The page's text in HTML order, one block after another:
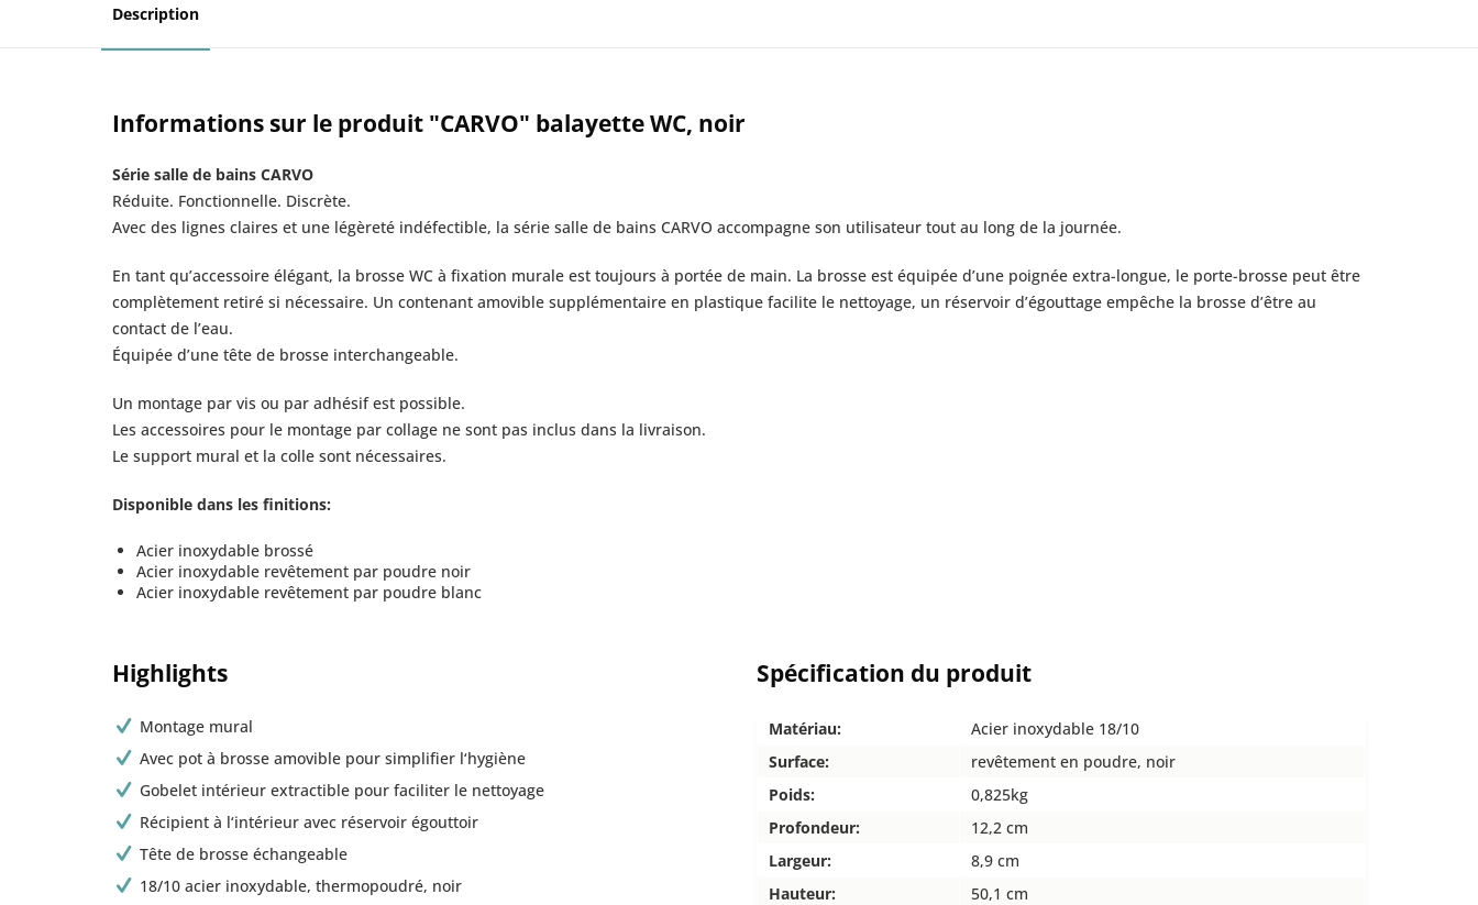
Description
Informations sur le produit "CARVO" balayette WC, noir
Série salle de bains CARVO
Réduite. Fonctionnelle. Discrète.
Avec des lignes claires et une légèreté indéfectible, la série salle de bains CARVO accompagne son utilisateur tout au long de la journée.
En tant qu’accessoire élégant, la brosse WC à fixation murale est toujours à portée de main. La brosse est équipée d’une poignée extra-longue, le porte-brosse peut être
complètement retiré si nécessaire. Un contenant amovible supplémentaire en plastique facilite le nettoyage, un réservoir d’égouttage empêche la brosse d’être au
contact de l’eau.
Équipée d’une tête de brosse interchangeable.
Un montage par vis ou par adhésif est possible.
Les accessoires pour le montage par collage ne sont pas inclus dans la livraison.
Le support mural et la colle sont nécessaires.
Disponible dans les finitions:
Acier inoxydable brossé
Acier inoxydable revêtement par poudre noir
Acier inoxydable revêtement par poudre blanc
Highlights
Montage mural
Avec pot à brosse amovible pour simplifier l‘hygiène
Gobelet intérieur extractible pour faciliter le nettoyage
Récipient à l‘intérieur avec réservoir égouttoir
Tête de brosse échangeable
18/10 acier inoxydable, thermopoudré, noir
Spécification du produit
Matériau:
Acier inoxydable 18/10
Surface:
revêtement en poudre, noir
Poids:
0,825kg
Profondeur:
12,2 cm
Largeur:
8,9 cm
Hauteur:
50,1 cm